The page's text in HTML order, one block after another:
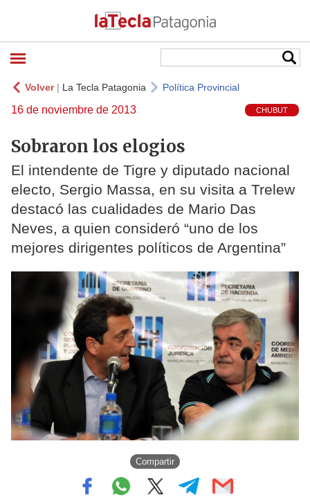
Volver| La Tecla Patagonia Política Provincial
16 de noviembre de 2013 CHUBUT
Sobraron los elogios
El intendente de Tigre y diputado nacional
electo, Sergio Massa, en su visita a Trelew
destacó las cualidades de Mario Das
Neves, a quien consideró “uno de los
mejores dirigentes políticos de Argentina”
Compartir